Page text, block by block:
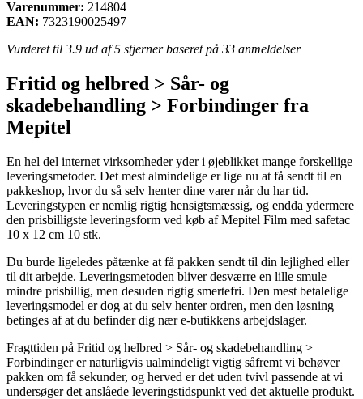
Varenummer: 214804
EAN: 7323190025497
Vurderet til 3.9 ud af 5 stjerner baseret på 33 anmeldelser
Fritid og helbred > Sår- og
skadebehandling > Forbindinger fra
Mepitel
En hel del internet virksomheder yder i øjeblikket mange forskellige
leveringsmetoder. Det mest almindelige er lige nu at få sendt til en
pakkeshop, hvor du så selv henter dine varer når du har tid.
Leveringstypen er nemlig rigtig hensigtsmæssig, og endda ydermere
den prisbilligste leveringsform ved køb af Mepitel Film med safetac
10 x 12 cm 10 stk.
Du burde ligeledes påtænke at få pakken sendt til din lejlighed eller
til dit arbejde. Leveringsmetoden bliver desværre en lille smule
mindre prisbillig, men desuden rigtig smertefri. Den mest betalelige
leveringsmodel er dog at du selv henter ordren, men den løsning
betinges af at du befinder dig nær e-butikkens arbejdslager.
Fragttiden på Fritid og helbred > Sår- og skadebehandling >
Forbindinger er naturligvis ualmindeligt vigtig såfremt vi behøver
pakken om få sekunder, og herved er det uden tvivl passende at vi
undersøger det anslåede leveringstidspunkt ved det aktuelle produkt.